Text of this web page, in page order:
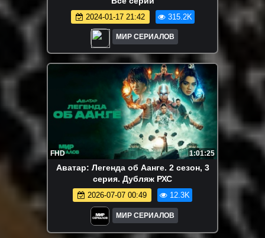
2024-01-17 21:42 315.2K
МИР СЕРИАЛОВ
FHD 1:01:25
Аватар: Легенда об Аанге. 2 сезон, 3
серия. Дубляж РХС
2026-07-07 00:49 12.3K
МИР СЕРИАЛОВ